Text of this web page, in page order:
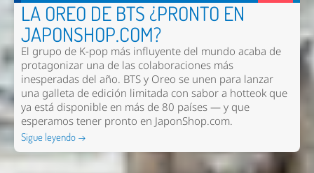
LA OREO DE BTS ¿PRONTO EN
JAPONSHOP.COM?
El grupo de K-pop más influyente del mundo acaba de
protagonizar una de las colaboraciones más
inesperadas del año. BTS y Oreo se unen para lanzar
una galleta de edición limitada con sabor a hotteok que
ya está disponible en más de 80 países — y que
esperamos tener pronto en JaponShop.com.
Sigue leyendo →